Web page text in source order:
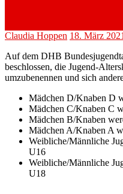
Claudia Hoppen 18. März 2021
Auf dem DHB
beschlossen, die Jugend-
umzubenennen und sich
Mädchen D/Knaben D
Mädchen C/Knaben C
Mädchen B/Knaben
Mädchen A/Knaben A
Weibliche/Männliche
U16
Weibliche/Männliche
U18